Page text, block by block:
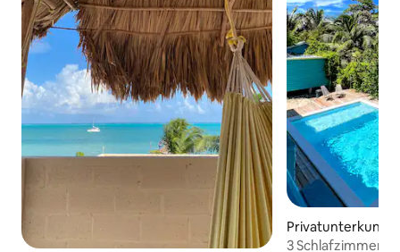
Privatunterkunft
ker
3 Schlafzimmer,